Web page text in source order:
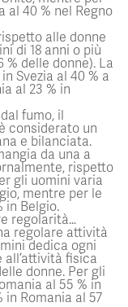
al 40 % nel Regno
alle donne
di 18 anni o più
delle donne). La
Svezia al 40 % a
al 23 % in
fumo, il
considerato un
e bilanciata.
da una a
rispetto
gli uomini varia
mentre per le
in Belgio.
regolarità…
regolare attività
dedica ogni
fisica
donne. Per gli
al 55 % in
in Romania al 57